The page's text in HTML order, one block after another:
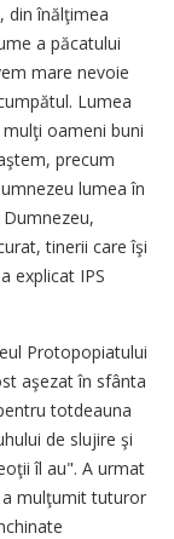
din înălţimea
a păcatului
mare nevoie
Lumea
oameni buni
precum
lumea în
tinerii care îşi
explicat IPS
Protopopiatului
aşezat în sfânta
totdeauna
de slujire şi
îl au". A urmat
a mulţumit tuturor